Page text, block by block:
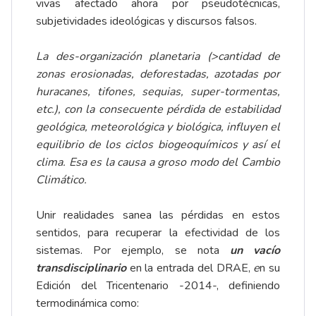
vivas afectado ahora por pseudotécnicas,
subjetividades ideológicas y discursos falsos.
La des-organización planetaria (>cantidad de
zonas erosionadas, deforestadas, azotadas por
huracanes, tifones, sequias, super-tormentas,
etc.), con la consecuente pérdida de estabilidad
geológica, meteorológica y biológica, influyen el
equilibrio de los ciclos biogeoquímicos y así el
clima. Esa es la causa a groso modo del Cambio
Climático.
Unir realidades sanea las pérdidas en estos
sentidos, para recuperar la efectividad de los
sistemas. Por ejemplo, se nota un vacío
transdisciplinarioen la entrada del DRAE, en su
Edición del Tricentenario -2014-, definiendo
termodinámica como: